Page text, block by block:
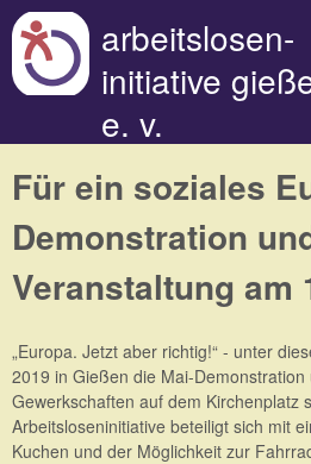
arbeitslosen-
initiative
e. v.
Für ein soziales
Demonstration
Veranstaltung am
„Europa. Jetzt aber richtig!“ - unter
2019 in Gießen die Mai-
Gewerkschaften auf dem Kirchenplatz
Arbeitsloseninitiative beteiligt sich mit
Kuchen und der Möglichkeit zur